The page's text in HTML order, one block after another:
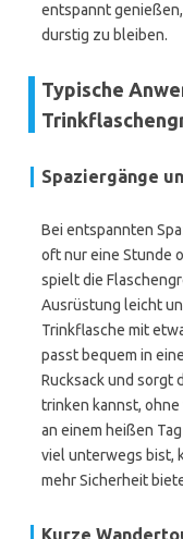
entspannt
durstig zu bleiben.
Typische
Spaziergänge
Bei entspannten
oft nur eine Stunde
spielt die
Ausrüstung leicht
Trinkflasche mit
passt bequem in
Rucksack und sorgt
trinken kannst,
an einem heißen
viel unterwegs bist,
mehr Sicherheit
Kurze